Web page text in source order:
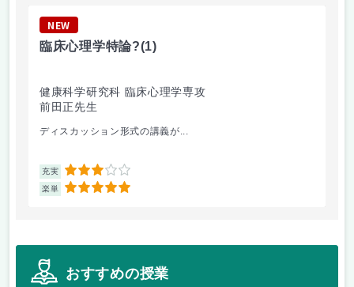
NEW
臨床心理学特論?(1)
健康科学研究科 臨床心理学専攻
前田正先生
ディスカッション形式の講義が...
充実 3
楽単 5
おすすめの授業